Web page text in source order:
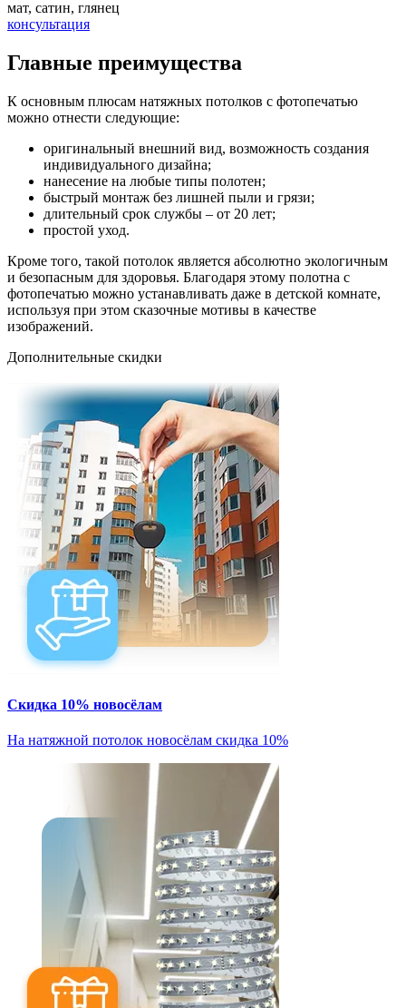
мат, сатин, глянец
консультация
Главные преимущества
К основным плюсам натяжных потолков с фотопечатью
можно отнести следующие:
оригинальный внешний вид, возможность создания
индивидуального дизайна;
нанесение на любые типы полотен;
быстрый монтаж без лишней пыли и грязи;
длительный срок службы – от 20 лет;
простой уход.
Кроме того, такой потолок является абсолютно экологичным
и безопасным для здоровья. Благодаря этому полотна с
фотопечатью можно устанавливать даже в детской комнате,
используя при этом сказочные мотивы в качестве
изображений.
Дополнительные скидки
Скидка 10% новосёлам
На натяжной потолок новосёлам скидка 10%